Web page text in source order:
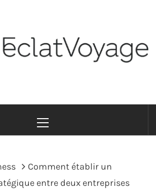
avec style et sens
principal
Comment établir un
entre deux entreprises